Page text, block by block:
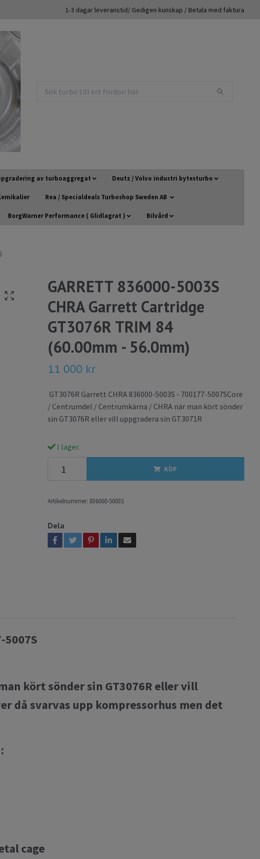
1-3 dagar leveranstid/ Gedigen kunskap / Betala med faktura
av turboaggregat Deutz / Volvo industri bytesturbo
Rea / Specialdeals Turboshop Sweden AB
BorgWarner Performance ( Glidlagrat ) Bilvård
GARRETT 836000-5003S
CHRA Garrett Cartridge
GT3076R TRIM 84
(60.00mm - 56.0mm)
11 000 kr
GT3076R Garrett CHRA 836000-5003S - 700177-5007SCore
/ Centrumdel / Centrumkärna / CHRA när man kört sönder
sin GT3076R eller vill uppgradera sin GT3071R
I lager.
KÖP
Artikelnummer: 836000-5003S
Dela
5007S
kört sönder sin GT3076R eller vill
då svarvas upp kompressorhus men det
cage